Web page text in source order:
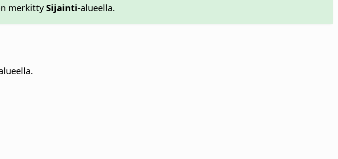
merkittySijainti-alueella.